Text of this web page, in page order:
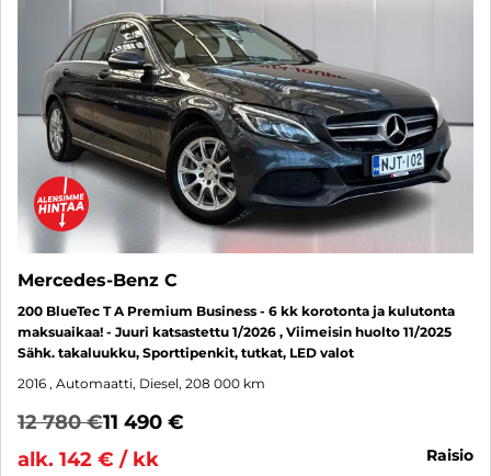
Mercedes-Benz C
200 BlueTec T A Premium Business - 6 kk korotonta ja kulutonta
maksuaikaa! - Juuri katsastettu 1/2026 , Viimeisin huolto 11/2025
Sähk. takaluukku, Sporttipenkit, tutkat, LED valot
2016 , Automaatti, Diesel, 208 000 km
12 780 €11 490 €
alk. 142 € / kk
raisio